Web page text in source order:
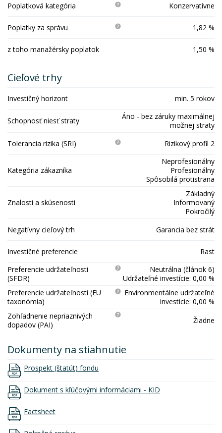
Poplatková kategória Konzervatívne
Poplatky za správu 1,82 %
z toho manažérsky poplatok 1,50 %
Cieľové trhy
Investičný horizont min. 5 rokov
Schopnosť niesť straty
Áno - bez záruky maximálnej
možnej straty
Tolerancia rizika (SRI)
Rizikový profil 2
Kategória zákazníka
Neprofesionálny
Profesionálny
Spôsobilá protistrana
Znalosti a skúsenosti
Základný
Informovaný
Pokročilý
Negatívny cieľový trh
Garancia bez strát
Investičné preferencie
Rast
Preferencie udržateľnosti
(SFDR)
Neutrálna (článok 6)
Udržateľné investície: 0,00 %
Preferencie udržateľnosti (EU
taxonómia)
Environmentálne udržateľné
investície: 0,00 %
Zohľadnenie nepriaznivých
dopadov (PAI)
Žiadne
Dokumenty na stiahnutie
Prospekt (štatút) fondu
Dokument s kľúčovými informáciami - KID
Factsheet